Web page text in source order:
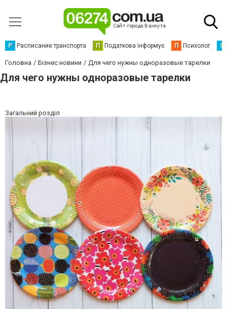
Р Расписание транспорта П Податкова інформує П Психолог С
Головна Бізнес новини Для чего нужны одноразовые тарелки
Для чего нужны одноразовые тарелки
Загальний розділ